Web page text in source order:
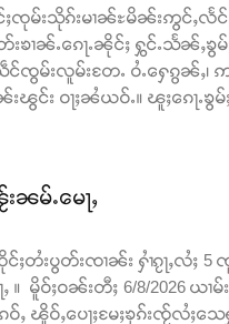
ၸုမ်းသိုၵ်းမၢၼ်ႊမိၼ်းဢွင်ႇလႅင်
ၢၼ်ႉ​​ၵေႃႉၼိုင်ႈ ႁွင်ႉသႅၼ်ႇၶွ
ၸွမ်းလူမ်းတႄႉ ဝႆႉ​​ႁေၵွၼ်ႇ၊
င်း ဝႃႈၼႆယဝ်ႉ။ ၽူႈ​​ၵေႃႉၶွ
မ်ႉမေႃႇ
းပွတ်းၸၢၼ်း ႁၢႆၵႂႃႇလႆႈ 5 ၸူ
မိူဝ်ႈဝၼ်းတီႈ 6/8/2026 ယၢမ်း
ၽိူဝ်ႇပေႃႈမႄႈၶုၵ်းၸႂ်လႆႈသေႁွ